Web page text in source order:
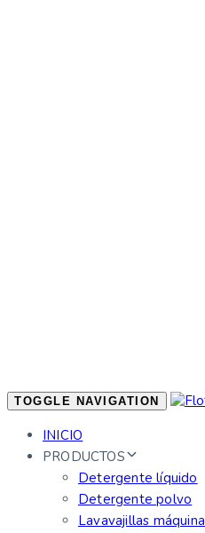
TOGGLE NAVIGATION
INICIO
PRODUCTOS
Detergente líquido
Detergente polvo
Lavavajillas máquina